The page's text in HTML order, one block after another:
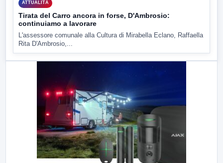
ATTUALITÀ
Tirata del Carro ancora in forse, D'Ambrosio:
continuiamo a lavorare
L'assessore comunale alla Cultura di Mirabella Eclano, Raffaella
Rita D'Ambrosio,...